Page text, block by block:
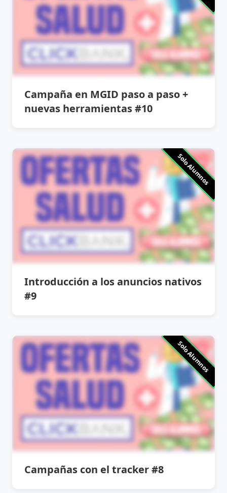
Campaña en MGID paso a paso +
nuevas herramientas #10
Solo Alumnos
Introducción a los anuncios nativos
#9
Solo Alumnos
Campañas con el tracker #8